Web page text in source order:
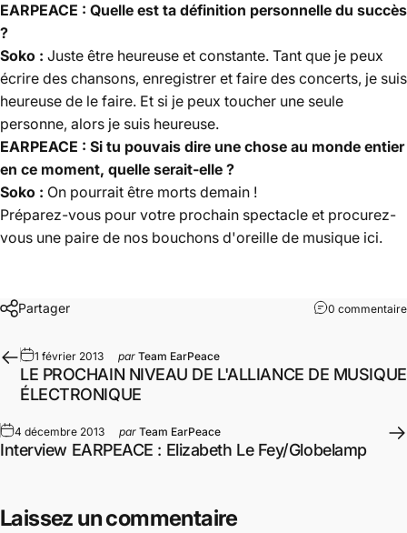
EARPEACE : Quelle est ta définition personnelle du succès
?
Soko : Juste être heureuse et constante. Tant que je peux
écrire des chansons, enregistrer et faire des concerts, je suis
heureuse de le faire. Et si je peux toucher une seule
personne, alors je suis heureuse.
EARPEACE : Si tu pouvais dire une chose au monde entier
en ce moment, quelle serait-elle ?
Soko : On pourrait être morts demain !
Préparez-vous pour votre prochain spectacle et procurez-
vous une paire de nos bouchons d'oreille de musique ici.
Partager 0 commentaire
1 février 2013 par Team EarPeace
LE PROCHAIN NIVEAU DE L'ALLIANCE DE MUSIQUE
ÉLECTRONIQUE
4 décembre 2013 par Team EarPeace
Interview EARPEACE : Elizabeth Le Fey/Globelamp
Laissez un commentaire